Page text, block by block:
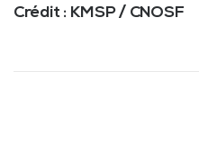
Crédit : KMSP / CNOSF